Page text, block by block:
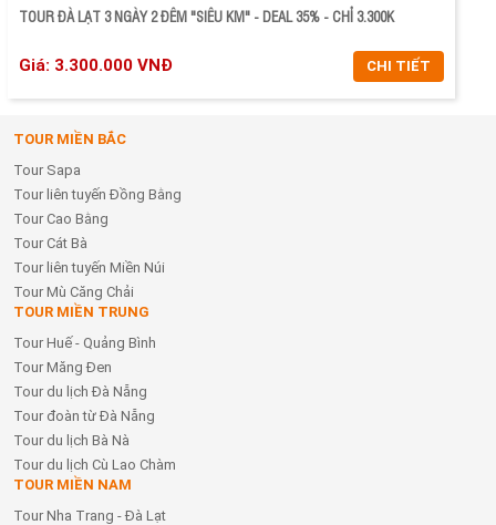
TOUR ĐÀ LẠT 3 NGÀY 2 ĐÊM "SIÊU KM" - DEAL 35% - CHỈ 3.300K
Giá: 3.300.000 VNĐ CHI TIẾT
TOUR MIỀN BẮC
Tour Sapa
Tour liên tuyến Đồng Bằng
Tour Cao Bằng
Tour Cát Bà
Tour liên tuyến Miền Núi
Tour Mù Căng Chải
TOUR MIỀN TRUNG
Tour Huế - Quảng Bình
Tour Măng Đen
Tour du lịch Đà Nẵng
Tour đoàn từ Đà Nẵng
Tour du lịch Bà Nà
Tour du lịch Cù Lao Chàm
TOUR MIỀN NAM
Tour Nha Trang - Đà Lạt